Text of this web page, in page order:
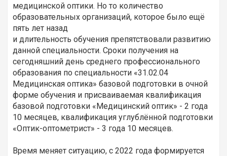
медицинской оптики. Но то количество
образовательных организаций, которое было ещё
пять лет назад
и длительность обучения препятствовали развитию
данной специальности. Сроки получения на
сегодняшний день среднего профессионального
образования по специальности «31.02.04
Медицинская оптика» базовой подготовки в очной
форме обучения и присваиваемая квалификация
базовой подготовки «Медицинский оптик» - 2 года
10 месяцев, квалификация углублённой подготовки
«Оптик-оптометрист» - 3 года 10 месяцев.
Время меняет ситуацию, с 2022 года формируется